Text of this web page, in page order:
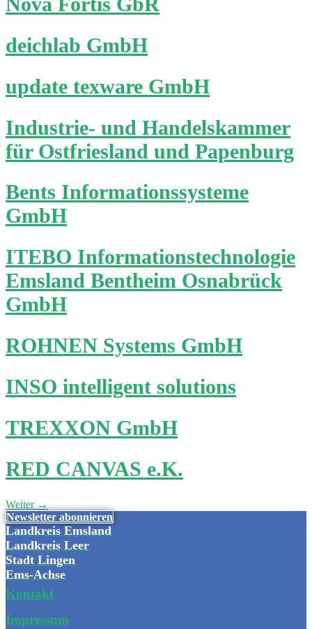
deichlab GmbH
update texware GmbH
Industrie- und Handelskammer
für Ostfriesland und Papenburg
Bents Informationssysteme
GmbH
ITEBO Informationstechnologie
Emsland Bentheim Osnabrück
GmbH
ROHNEN Systems GmbH
INSO intelligent solutions
TREXXON GmbH
RED CANVAS e.K.
Weiter →
Newsletter abonnieren
Landkreis Emsland
Landkreis Leer
Stadt Lingen
Ems-Achse
Kontakt
Impressum